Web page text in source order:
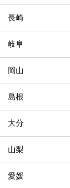
長崎
岐阜
岡山
島根
大分
山梨
愛媛